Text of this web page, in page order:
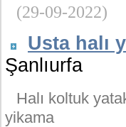
(29-09-2022)
Usta halı
Şanlıurfa
Halı koltuk
yikama